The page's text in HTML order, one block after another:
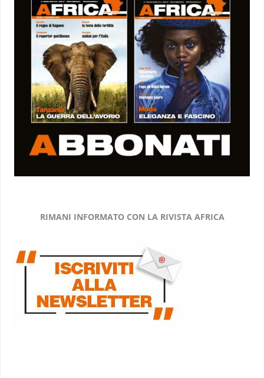
RIMANI INFORMATO CON LA RIVISTA AFRICA